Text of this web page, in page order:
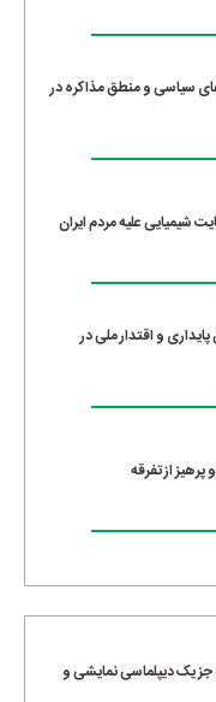
سیاسی و منطق مذاکره در
شیمیایی علیه مردم ایران
و اقتدار ملی در
از تفرقه
یک دیپلماسی نمایشی و